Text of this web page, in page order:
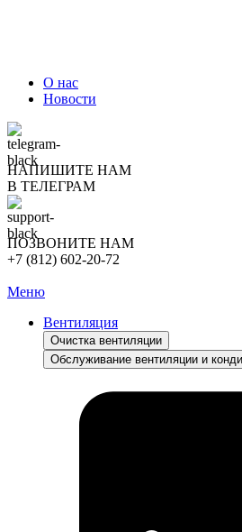
О нас
Новости
НАПИШИТЕ НАМ
В ТЕЛЕГРАМ
ПОЗВОНИТЕ НАМ
+7 (812) 602-20-72
Меню
Вентиляция
Очистка вентиляции
Обслуживание вентиляции и